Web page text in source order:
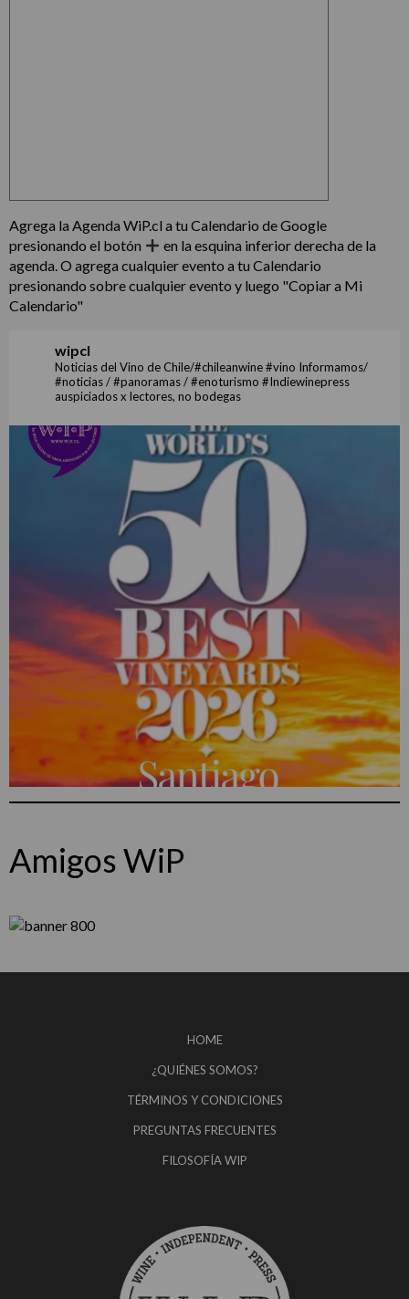
Agrega la Agenda WiP.cl a tu Calendario de Google
presionando el botón
en la esquina inferior derecha de la
agenda. O agrega cualquier evento a tu Calendario
presionando sobre cualquier evento y luego "Copiar a Mi
Calendario"
wipcl
Noticias del Vino de Chile/#chileanwine #vino Informamos/
#noticias / #panoramas / #enoturismo #Indiewinepress
auspiciados x lectores, no bodegas
Amigos WiP
HOME
¿QUIÉNES SOMOS?
TÉRMINOS Y CONDICIONES
PREGUNTAS FRECUENTES
FILOSOFÍA WIP